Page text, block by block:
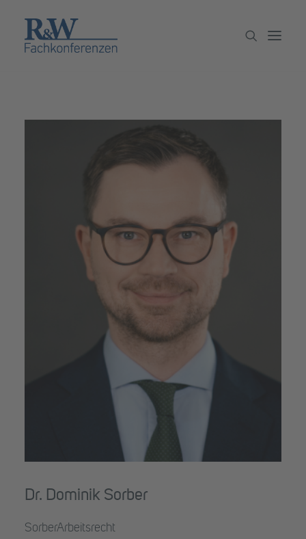
Partner werden
Newsletter
Dr. Dominik Sorber
SorberArbeitsrecht